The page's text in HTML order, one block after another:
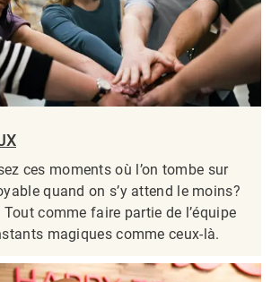
ces moments où l’on tombe sur
quand on s’y attend le moins?
Tout comme faire partie de l’équipe
magiques comme ceux-là.​​​​​​​